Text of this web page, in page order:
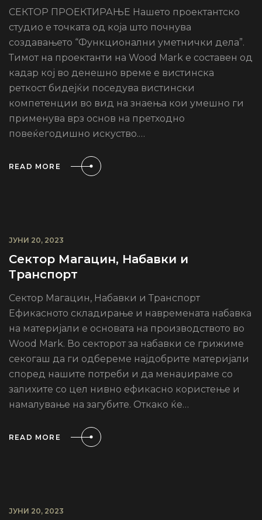
СЕКТОР ПРОЕКТИРАЊЕ Нашето проектантско
студио е точката од која што почнува
создавањето “Функционални уметнички дела”.
Тимот на проектанти на Wood Mark е составен од
кадар кој во денешно време е вистинска
реткост бидејќи поседува вистински
компетенции во вид на знаења кои умешно ги
применува врз основ на претходно
повеќегодишно искуство.…
READ MORE
ЈУНИ 20, 2023
Сектор Магацин, Набавки и
Транспорт
Сектор Магацин, Набавки и Транспорт
Ефикасното складирање и навремената набавка
на материјали е основата на производството во
Wood Mark. Во секторот за набавки се грижиме
секогаш да ги одбереме најдобрите материјали
според нашите потреби и да менаџираме со
залихите со цел нивно ефикасно користење и
намалување на загубите. Откако ќе…
READ MORE
ЈУНИ 20, 2023